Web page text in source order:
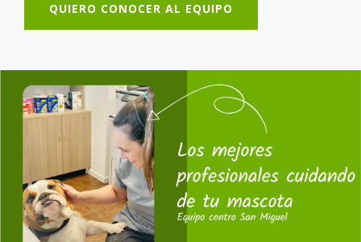
QUIERO CONOCER AL EQUIPO